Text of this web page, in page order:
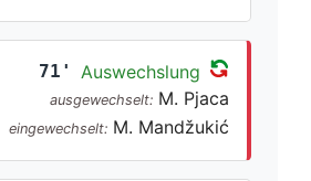
71' Auswechslung
ausgewechselt: M. Pjaca
eingewechselt: M. Mandžukić